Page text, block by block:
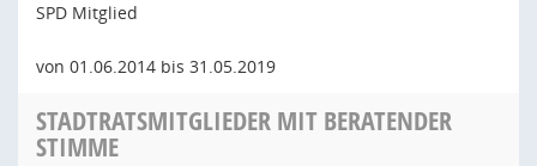
SPD Mitglied
von 01.06.2014 bis 31.05.2019
STADTRATSMITGLIEDER MIT BERATENDER
STIMME